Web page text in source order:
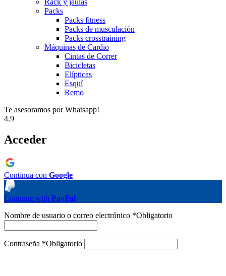
Packs
Packs fitness
Packs de musculación
Packs crosstraining
Máquinas de Cardio
Cintas de Correr
Bicicletas
Elípticas
Esquí
Remo
Te asesoramos por Whatsapp!
4.9
Acceder
Continua con Google
Continue with PayPal
Nombre de usuario o correo electrónico *Obligatorio
Contraseña *Obligatorio